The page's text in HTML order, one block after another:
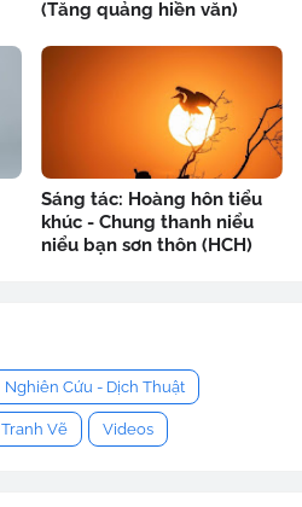
(Tăng quảng hiền văn)
Sáng tác: Hoàng hôn tiểu
khúc - Chung thanh niểu
niểu bạn sơn thôn (HCH)
Nghiên Cứu - Dịch Thuật
Tranh Vẽ Videos